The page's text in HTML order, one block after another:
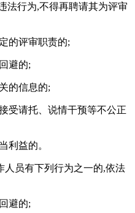
法行为,不得再聘请其为评审
的评审职责的;
避的;
的信息的;
受请托、说情干预等不公正
利益的。
人员有下列行为之一的,依法
避的;